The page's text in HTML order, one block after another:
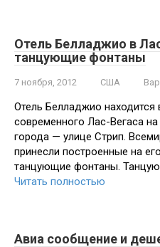
Отель Белладжио в
танцующие фонтаны
7 ноября, 2012 США
Отель Белладжио
современного Лас-Вегаса
города — улице Стрип.
принесли построенные на
танцующие фонтаны.
Читать полностью
Авиа сообщение и